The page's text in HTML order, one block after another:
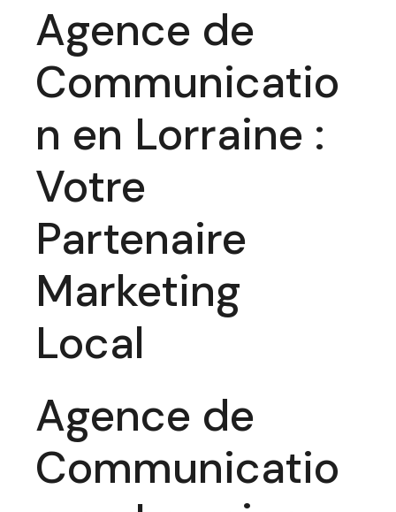
Agence de
Communicatio
n en Lorraine :
Votre
Partenaire
Marketing
Local
Agence de
Communicatio